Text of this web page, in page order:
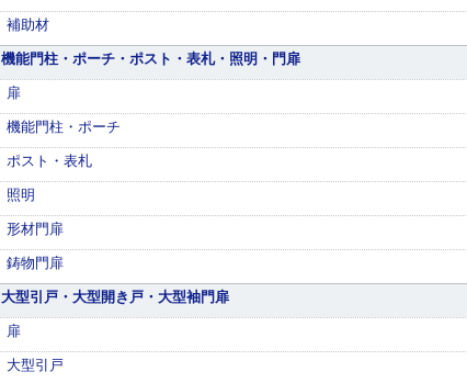
補助材
機能門柱・ポーチ・ポスト・表札・照明・門扉
扉
機能門柱・ポーチ
ポスト・表札
照明
形材門扉
鋳物門扉
大型引戸・大型開き戸・大型袖門扉
扉
大型引戸